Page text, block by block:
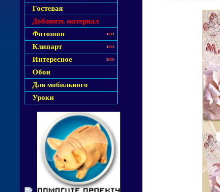
Гостевая
Добавить материал
Фотошоп
Клипарт
Интересное
Обои
Для мобильного
Уроки